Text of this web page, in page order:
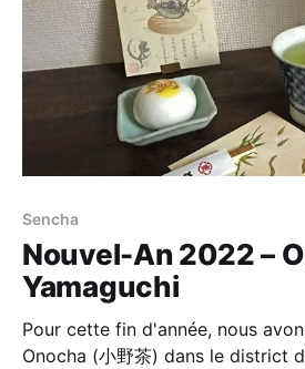
Sencha
Nouvel-An 2022 –
Yamaguchi
Pour cette fin d'année, nous
Onocha (小野茶) dans le district